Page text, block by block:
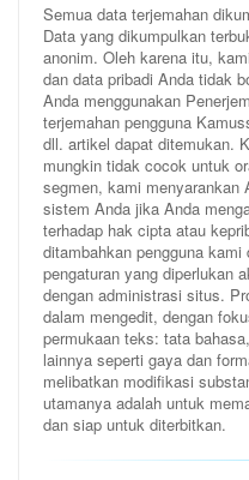
Semua data terjemahan
Data yang dikumpulkan
anonim. Oleh karena itu,
dan data pribadi Anda tidak
Anda menggunakan
terjemahan pengguna
dll. artikel dapat ditemukan.
mungkin tidak cocok untuk
segmen, kami menyarankan
sistem Anda jika Anda
terhadap hak cipta atau
ditambahkan pengguna
pengaturan yang diperlukan
dengan administrasi situs.
dalam mengedit, dengan
permukaan teks: tata
lainnya seperti gaya dan
melibatkan modifikasi
utamanya adalah untuk
dan siap untuk diterbitkan.